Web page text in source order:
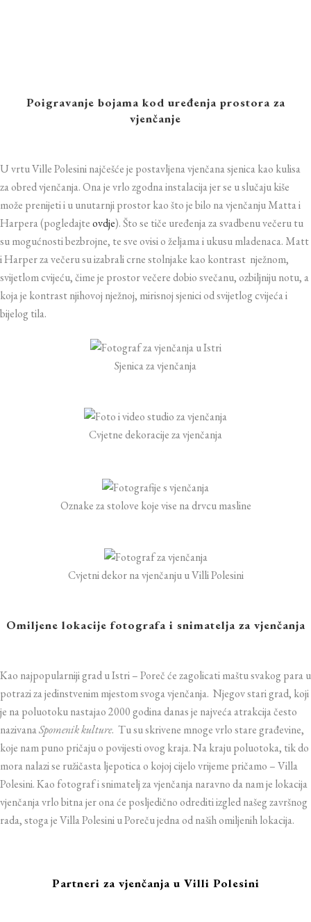
Poigravanje bojama kod uređenja prostora za
vjenčanje
U vrtu Ville Polesini najčešće je postavljena vjenčana sjenica kao kulisa
za obred vjenčanja. Ona je vrlo zgodna instalacija jer se u slučaju kiše
može prenijeti i u unutarnji prostor kao što je bilo na vjenčanju Matta i
Harpera (pogledajteovdje). Što se tiče uređenja za svadbenu večeru tu
su mogućnosti bezbrojne, te sve ovisi o željama i ukusu mladenaca. Matt
i Harper za večeru su izabrali crne stolnjake kao kontrast nježnom,
svijetlom cvijeću, čime je prostor večere dobio svečanu, ozbiljniju notu, a
koja je kontrast njihovoj nježnoj, mirisnoj sjenici od svijetlog cvijeća i
bijelog tila.
Sjenica za vjenčanja
Cvjetne dekoracije za vjenčanja
Oznake za stolove koje vise na drvcu masline
Cvjetni dekor na vjenčanju u Villi Polesini
Omiljene lokacije fotografa i snimatelja za vjenčanja
Kao najpopularniji grad u Istri – Poreč će zagolicati maštu svakog para u
potrazi za jedinstvenim mjestom svoga vjenčanja. Njegov stari grad, koji
je na poluotoku nastajao 2000 godina danas je najveća atrakcija često
nazivanaSpomenik kulture. Tu su skrivene mnoge vrlo stare građevine,
koje nam puno pričaju o povijesti ovog kraja. Na kraju poluotoka, tik do
mora nalazi se ružičasta ljepotica o kojoj cijelo vrijeme pričamo – Villa
Polesini. Kao fotograf i snimatelj za vjenčanja naravno da nam je lokacija
vjenčanja vrlo bitna jer ona će posljedično odrediti izgled našeg završnog
rada, stoga je Villa Polesini u Poreču jedna od naših omiljenih lokacija.
Partneri za vjenčanja u Villi Polesini